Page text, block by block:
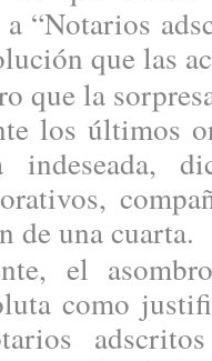
a “Notarios
que las
que la
los últimos
de una cuarta.
asombro
como